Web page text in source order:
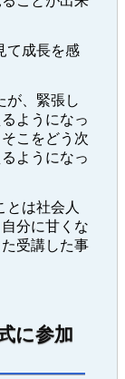
て成長を感
が、緊張し
ようになっ
こをどう次
ようになっ
とは社会人
分に甘くな
受講した事
に参加